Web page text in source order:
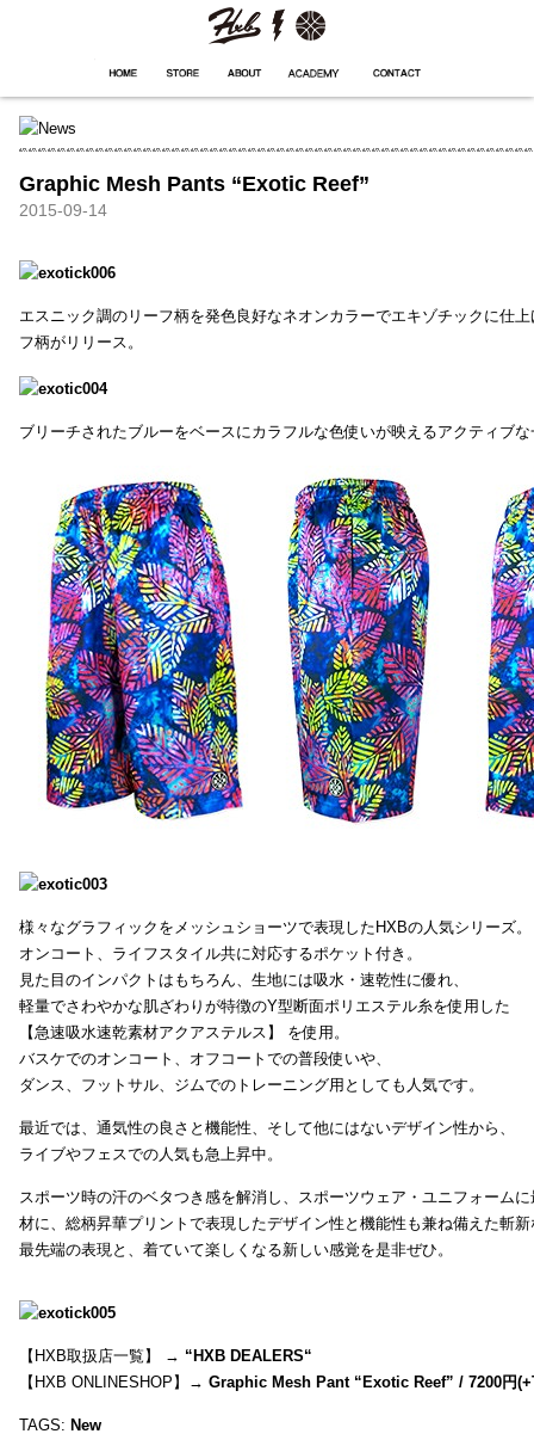
Graphic Mesh Pants “Exotic Reef”
2015-09-14
エスニック調のリーフ柄を発色良好なネオンカラーでエキゾチックに仕
フ柄がリリース。
ブリーチされたブルーをベースにカラフルな色使いが映えるアクティブ
様々なグラフィックをメッシュショーツで表現したHXBの人気シリーズ。
オンコート、ライフスタイル共に対応するポケット付き。
見た目のインパクトはもちろん、生地には吸水・速乾性に優れ、
軽量でさわやかな肌ざわりが特徴のY型断面ポリエステル糸を使用した
【急速吸水速乾素材アクアステルス】 を使用。
バスケでのオンコート、オフコートでの普段使いや、
ダンス、フットサル、ジムでのトレーニング用としても人気です。
最近では、通気性の良さと機能性、そして他にはないデザイン性から、
ライブやフェスでの人気も急上昇中。
スポーツ時の汗のベタつき感を解消し、スポーツウェア・ユニフォーム
材に、総柄昇華プリントで表現したデザイン性と機能性も兼ね備えた斬
最先端の表現と、着ていて楽しくなる新しい感覚を是非ぜひ。
【HXB取扱店一覧】 → “HXB DEALERS“
【HXB ONLINESHOP】→ Graphic Mesh Pant “Exotic Reef” / 7200円
TAGS: New